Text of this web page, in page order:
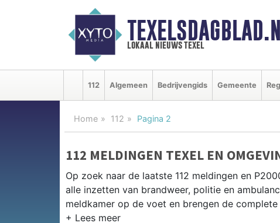
lokaal nieuws texel
112 Algemeen Bedrijvengids Gemeente
Home 112 Pagina 2
112 MELDINGEN TEXEL EN
Op zoek naar de laatste 112 meldingen en
alle inzetten van brandweer, politie en
meldkamer op de voet en brengen de